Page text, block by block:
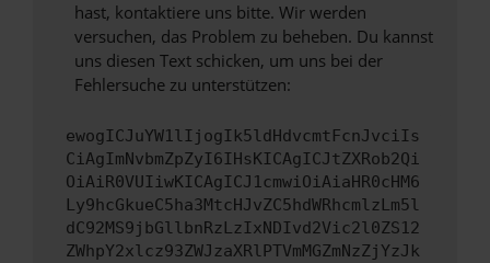
hast, kontaktiere uns bitte. Wir werden
versuchen, das Problem zu beheben. Du kannst
uns diesen Text schicken, um uns bei der
Fehlersuche zu unterstützen:
ewogICJuYW1lIjogIk5ldHdvcmtFcnJvciIs
CiAgImNvbmZpZyI6IHsKICAgICJtZXRob2Qi
OiAiR0VUIiwKICAgICJ1cmwiOiAiaHR0cHM6
Ly9hcGkueC5ha3MtcHJvZC5hdWRhcmlzLm5l
dC92MS9jbGllbnRzLzIxNDIvd2Vic2l0ZS12
ZWhpY2xlcz93ZWJzaXRlPTVmMGZmNzZjYzJk